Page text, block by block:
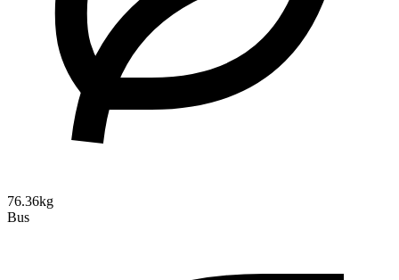
76.36kg
Bus